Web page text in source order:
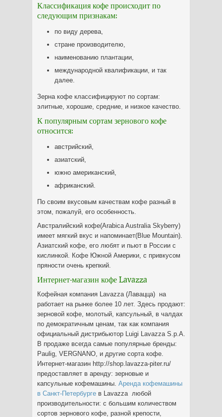
Классификация кофе происходит по
следующим признакам:
по виду дерева,
стране производителю,
наименованию плантации,
международной квалификации, и так
далее.
Зерна кофе классифицируют по сортам:
элитные, хорошие, средние, и низкое качество.
К популярным сортам зернового кофе
относится:
австрийский,
азиатский,
южно американский,
африканский.
По своим вкусовым качествам кофе разный в
этом, пожалуй, его особенность.
Австралийский кофе(Arabica Australia Skyberry)
имеет мягкий вкус и напоминает(Blue Mountain).
Азиатский кофе, его любят и пьют в России с
кислинкой. Кофе Южной Америки, с привкусом
пряности очень крепкий.
Интернет-магазин кофе Lavazza
Кофейная компания Lavazza (Лавацца) на
работает на рынке более 10 лет. Здесь продают:
зерновой кофе, молотый, капсульный, в чалдах
по демократичным ценам, так как компания
официальный дистрибьютор Luigi Lavazza S.p.A.
В продаже всегда самые популярные бренды:
Paulig, VERGNANO, и другие сорта кофе.
Интернет-магазин http://shop.lavazza-piter.ru/
предоставляет в аренду: зерновые и
капсульные кофемашины. Аренда кофемашины
в Санкт-Петербурге в Lavazza любой
производительности: с большим количеством
сортов зернового кофе, разной крепости,